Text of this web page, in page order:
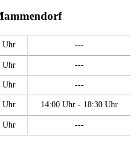
Uhr ---
Uhr ---
Uhr ---
Uhr 14:00 Uhr - 18:30 Uhr
Uhr ---